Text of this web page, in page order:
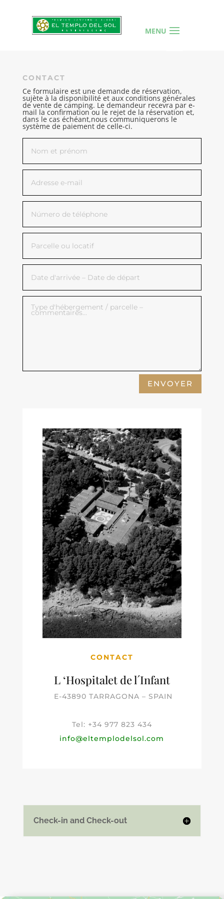
CONTACT
Ce formulaire est une demande de réservation,
sujète à la disponibilité et aux conditions générales
de vente de camping. Le demandeur recevra par e-
mail la confirmation ou le rejet de la réservation et,
dans le cas échéant,nous communiquerons le
système de paiement de celle-ci.
ENVOYER
CONTACT
L ‘Hospitalet del´Infant
E-43890 TARRAGONA – SPAIN
Tel: +34 977 823 434
info@eltemplodelsol.com
Check-in and Check-out